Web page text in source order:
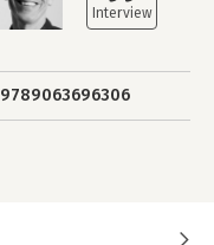
9789063696306